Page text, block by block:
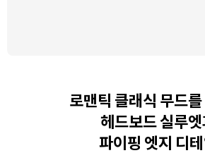
로맨틱 클래식 무드
헤드보드 실루
파이핑 엣지 디